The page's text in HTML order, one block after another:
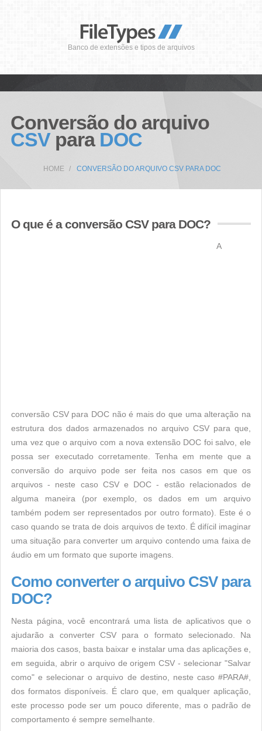
Banco de extensões e tipos de arquivos
Conversão do arquivo
CSVpara DOC
HOME CONVERSÃO DO ARQUIVO CSV PARA DOC
O que é a conversão CSV para DOC?
A
conversão CSV para DOC não é mais do que uma alteração na
estrutura dos dados armazenados no arquivo CSV para que,
uma vez que o arquivo com a nova extensão DOC foi salvo, ele
possa ser executado corretamente. Tenha em mente que a
conversão do arquivo pode ser feita nos casos em que os
arquivos - neste caso CSV e DOC - estão relacionados de
alguma maneira (por exemplo, os dados em um arquivo
também podem ser representados por outro formato). Este é o
caso quando se trata de dois arquivos de texto. É difícil imaginar
uma situação para converter um arquivo contendo uma faixa de
áudio em um formato que suporte imagens.
Como converter o arquivo CSV para
DOC?
Nesta página, você encontrará uma lista de aplicativos que o
ajudarão a converter CSV para o formato selecionado. Na
maioria dos casos, basta baixar e instalar uma das aplicações e,
em seguida, abrir o arquivo de origem CSV - selecionar "Salvar
como" e selecionar o arquivo de destino, neste caso #PARA#,
dos formatos disponíveis. É claro que, em qualquer aplicação,
este processo pode ser um pouco diferente, mas o padrão de
comportamento é sempre semelhante.